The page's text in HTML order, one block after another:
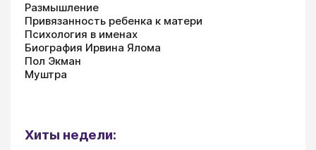
Размышление
Привязанность ребенка к матери
Психология в именах
Биография Ирвина Ялома
Пол Экман
Муштра
Хиты недели: